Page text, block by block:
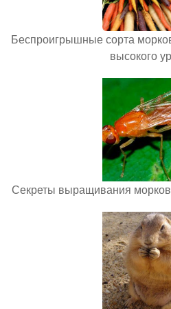
Беспроигрышные сорта
высокого
Секреты выращивания